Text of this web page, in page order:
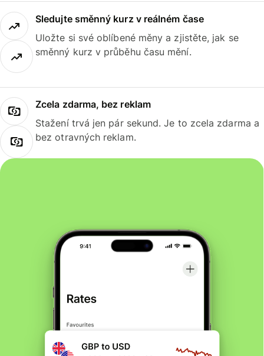
Sledujte směnný kurz v reálném čase
Uložte si své oblíbené měny a zjistěte, jak se
směnný kurz v průběhu času mění.
Zcela zdarma, bez reklam
Stažení trvá jen pár sekund. Je to zcela zdarma a
bez otravných reklam.